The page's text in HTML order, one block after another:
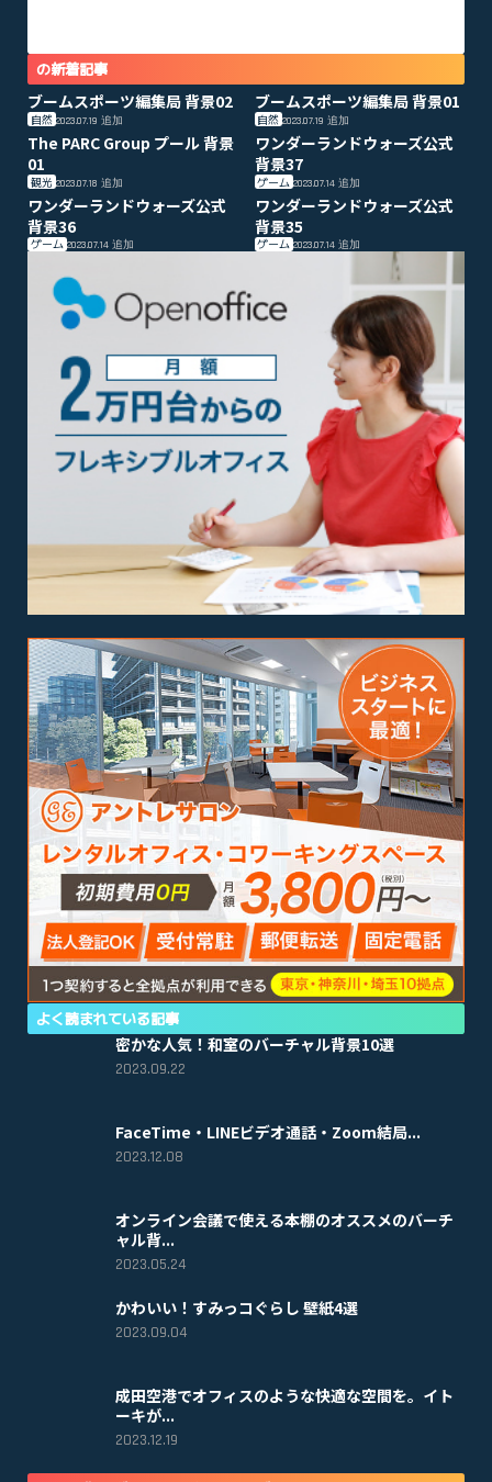
の新着記事
ブームスポーツ編集局 背景02
自然 2023.07.19 追加
ブームスポーツ編集局 背景01
自然 2023.07.19追加
The PARC Group プール 背景
01
観光 2023.07.18 追加
ワンダーランドウォーズ公式
背景37
ゲーム 2023.07.14追加
ワンダーランドウォーズ公式
背景36
ゲーム 2023.07.14 追加
ワンダーランドウォーズ公式
背景35
ゲーム 2023.07.14追加
よく読まれている記事
密かな人気！和室のバーチャル背景10選
2023.09.22
FaceTime・LINEビデオ通話・Zoom結局...
2023.12.08
オンライン会議で使える本棚のオススメのバーチ
ャル背...
2023.05.24
かわいい！すみっコぐらし 壁紙4選
2023.09.04
成田空港でオフィスのような快適な空間を。イト
ーキが...
2023.12.19